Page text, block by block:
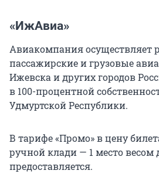
«ИжАвиа»
Авиакомпания осуществляет
пассажирские и грузовые
Ижевска и других городов
в 100-процентной
Удмуртской Республики.
В тарифе «Промо» в цену
ручной клади — 1 место весом
предоставляется.